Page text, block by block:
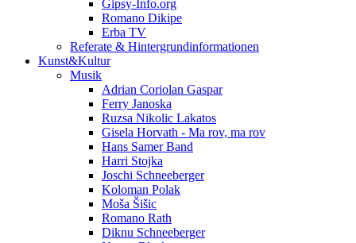
Gipsy-Info.org
Romano Dikipe
Erba TV
Referate & Hintergrundinformationen
Kunst&Kultur
Musik
Adrian Coriolan Gaspar
Ferry Janoska
Ruzsa Nikolic Lakatos
Gisela Horvath - Ma rov, ma rov
Hans Samer Band
Harri Stojka
Joschi Schneeberger
Koloman Polak
Moša Šišic
Romano Rath
Diknu Schneeberger